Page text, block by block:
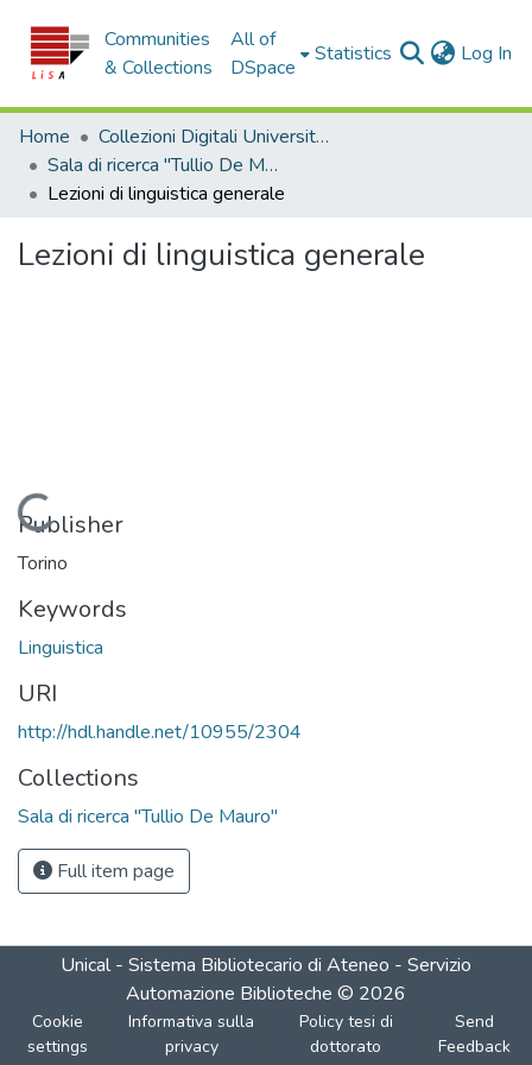
Communities
& Collections
All of
DSpace
Statistics Log In
Home
Collezioni Digitali Università della Calabria
Sala di ricerca "Tullio De Mauro"
Lezioni di linguistica generale
Lezioni di linguistica generale
Loading...
Publisher
Torino
Keywords
Linguistica
URI
http://hdl.handle.net/10955/2304
Collections
Sala di ricerca "Tullio De Mauro"
Full item page
Unical - Sistema Bibliotecario di Ateneo - Servizio
Automazione Biblioteche © 2026
Cookie
settings
Informativa sulla
privacy
Policy tesi di
dottorato
Send
Feedback